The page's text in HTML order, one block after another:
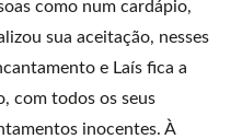
como num cardápio,
sua aceitação, nesses
e Laís fica a
com todos os seus
inocentes. À